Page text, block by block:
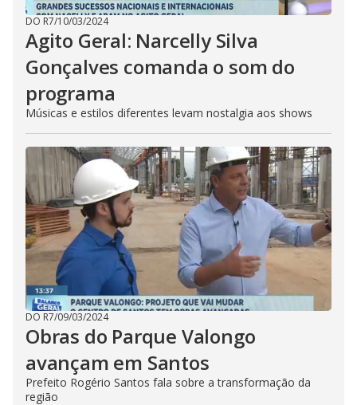
DO R7/10/03/2024
Agito Geral: Narcelly Silva
Gonçalves comanda o som do
programa
Músicas e estilos diferentes levam nostalgia aos shows
DO R7/09/03/2024
Obras do Parque Valongo
avançam em Santos
Prefeito Rogério Santos fala sobre a transformação da
região